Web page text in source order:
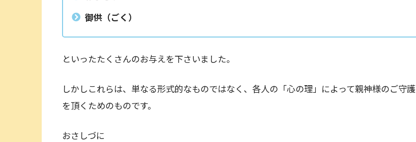
御供（ごく）
といったたくさんのお与えを下さいました。
しかしこれらは、単なる形式的なものではなく、各人の「心の理」によって親神様のご守護
を頂くためのものです。
おさしづに